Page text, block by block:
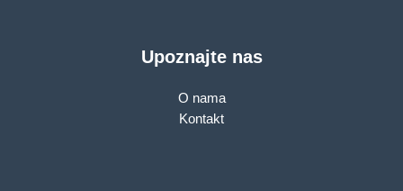
Upoznajte nas
O nama
Kontakt